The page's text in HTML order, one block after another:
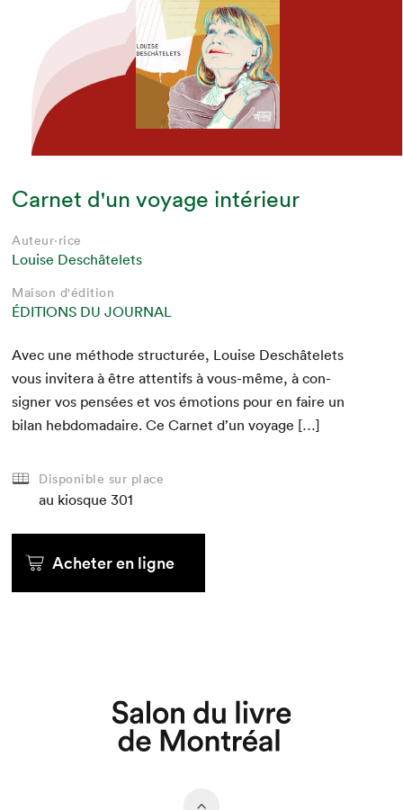
Carnet d'un voyage intérieur
Auteur·rice
Louise Deschâtelets
Maison d'édition
ÉDITIONS DU JOURNAL
Avec une méth­ode struc­turée, Louise Deschâtelets
vous invit­era à être atten­tifs à vous-même, à con­
sign­er vos pen­sées et vos émo­tions pour en faire un
bilan heb­do­madaire. Ce Car­net d’un voyage […]
Disponible sur place
au kiosque 301
Acheter en ligne